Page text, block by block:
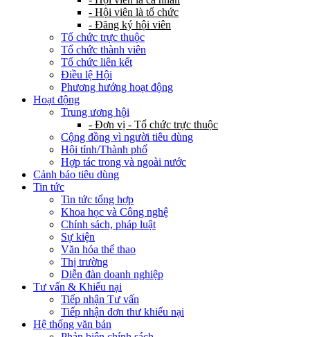
- Hội viên là tổ chức
- Đăng ký hội viên
Tổ chức trực thuộc
Tổ chức thành viên
Tổ chức liên kết
Điều lệ Hội
Phương hướng hoạt động
Hoạt động
Trung ương hội
- Đơn vị - Tổ chức trực thuộc
Cộng đồng vì người tiêu dùng
Hội tỉnh/Thành phố
Hợp tác trong và ngoài nước
Cảnh báo tiêu dùng
Tin tức
Tin tức tổng hợp
Khoa học và Công nghệ
Chính sách, pháp luật
Sự kiện
Văn hóa thể thao
Thị trường
Diễn đàn doanh nghiệp
Tư vấn & Khiếu nại
Tiếp nhận Tư vấn
Tiếp nhận đơn thư khiếu nại
Hệ thống văn bản